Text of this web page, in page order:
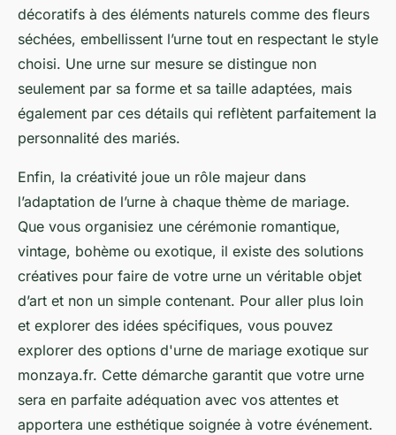
décoratifs à des éléments naturels comme des fleurs
séchées, embellissent l’urne tout en respectant le style
choisi. Une urne sur mesure se distingue non
seulement par sa forme et sa taille adaptées, mais
également par ces détails qui reflètent parfaitement la
personnalité des mariés.
Enfin, la créativité joue un rôle majeur dans
l’adaptation de l’urne à chaque thème de mariage.
Que vous organisiez une cérémonie romantique,
vintage, bohème ou exotique, il existe des solutions
créatives pour faire de votre urne un véritable objet
d’art et non un simple contenant. Pour aller plus loin
et explorer des idées spécifiques, vous pouvez
explorer des options d'urne de mariage exotique sur
monzaya.fr. Cette démarche garantit que votre urne
sera en parfaite adéquation avec vos attentes et
apportera une esthétique soignée à votre événement.